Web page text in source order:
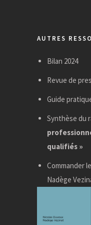
AUTRES
Bilan 2024
Revue de
Guide
Synthèse du
qualifiés »
Commander
Nadège